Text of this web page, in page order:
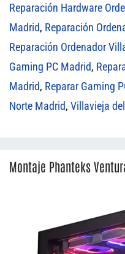
Reparación Hardware
Madrid, Reparación
Reparación Ordenador
Gaming PC Madrid,
Madrid, Reparar Gaming
Norte Madrid, Villavieja
Montaje Phanteks